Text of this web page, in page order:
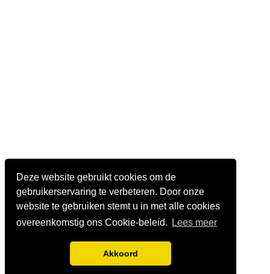
Deze website gebruikt cookies om de
gebruikerservaring te verbeteren. Door onze
website te gebruiken stemt u in met alle cookies
overeenkomstig ons Cookie-beleid.
Lees meer
Akkoord